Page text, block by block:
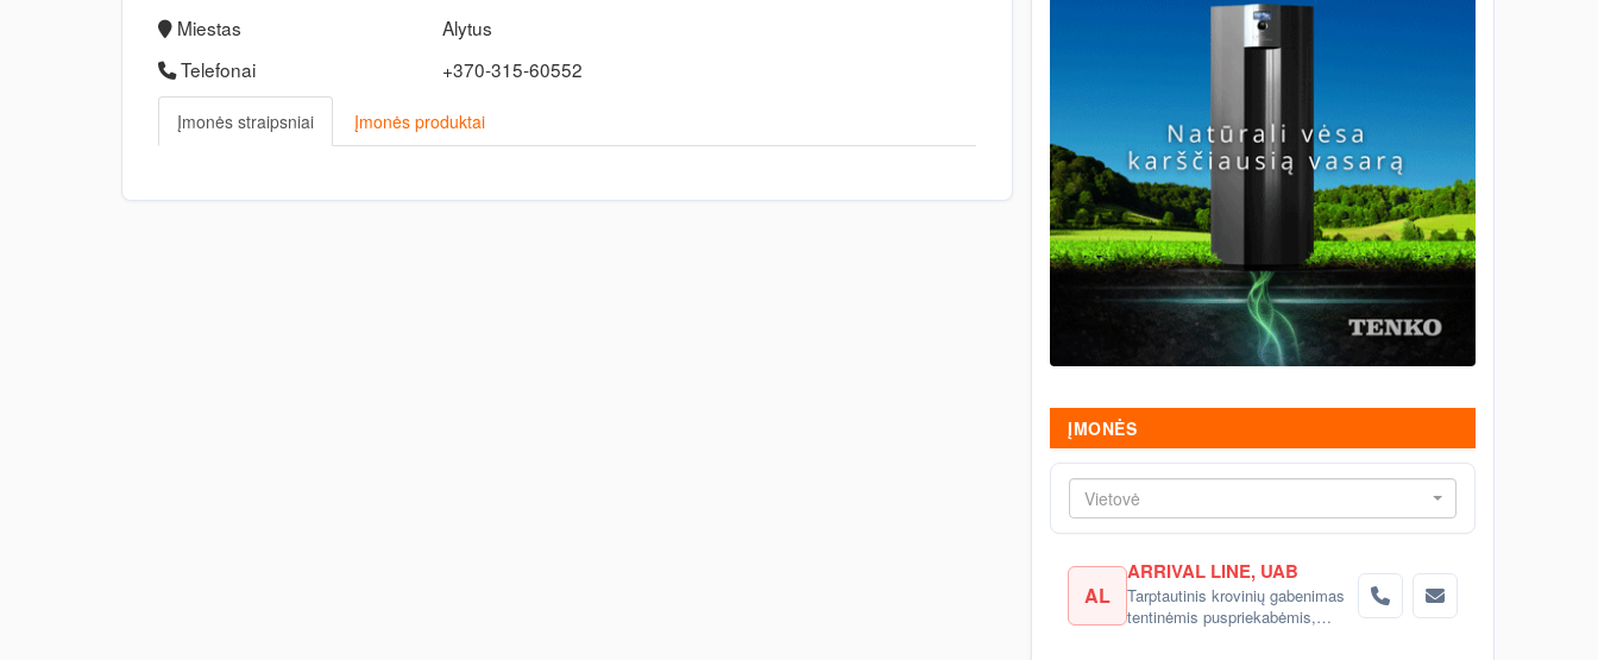
Miestas
Alytus
Telefonai
+370-315-60552
Įmonės straipsniai Įmonės produktai
ĮMONĖS
Vietovė
AL
ARRIVAL LINE, UAB
Tarptautinis krovinių gabenimas
tentinėmis puspriekabėmis,